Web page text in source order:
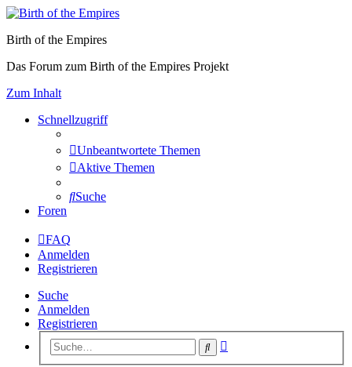
Birth of the Empires
Das Forum zum Birth of the Empires Projekt
Zum Inhalt
Schnellzugriff
Unbeantwortete Themen
Aktive Themen
Suche
Foren
FAQ
Anmelden
Registrieren
Suche
Anmelden
Registrieren
Suche